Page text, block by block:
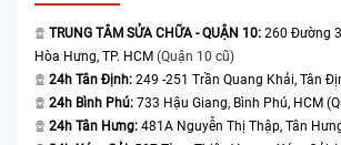
TRUNG TÂM SỬA CHỮA - QUẬN 10: 260 Đường
Hòa Hưng, TP. HCM (Quận 10 cũ)
24h Tân Định: 249 -251 Trần Quang Khải, Tân
24h Bình Phú: 733 Hậu Giang, Bình Phú, HCM
24h Tân Hưng: 481A Nguyễn Thị Thập, Tân